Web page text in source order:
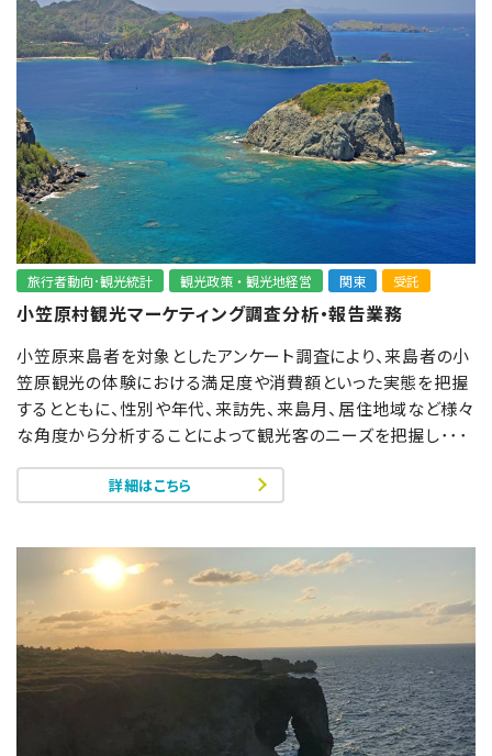
旅行者動向･観光統計 観光政策・観光地経営 関東 受託
小笠原村観光マーケティング調査分析・報告業務
小笠原来島者を対象としたアンケート調査により、来島者の小
笠原観光の体験における満足度や消費額といった実態を把握
するとともに、性別や年代、来訪先、来島月、居住地域など様々
な角度から分析することによって観光客のニーズを把握し･･･
詳細はこちら